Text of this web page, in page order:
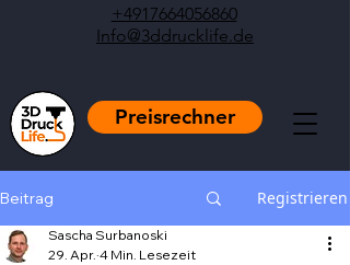
+4917664056860
Info@3ddrucklife.de
Preisrechner
Beitrag Registrieren
Sascha Surbanoski
29. Apr. 4 Min. Lesezeit